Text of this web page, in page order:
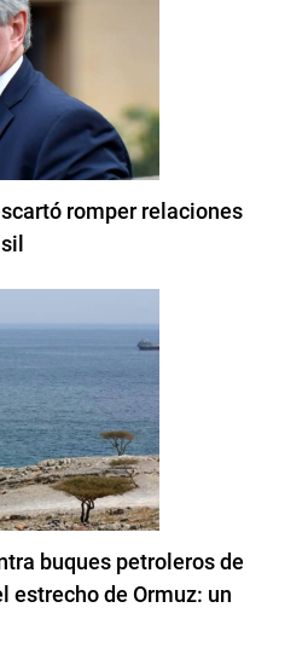
romper relaciones
buques petroleros de
estrecho de Ormuz: un